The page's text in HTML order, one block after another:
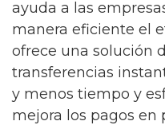
ayuda a las
manera eficiente el
ofrece una solución
transferencias
y menos tiempo y
mejora los pagos en